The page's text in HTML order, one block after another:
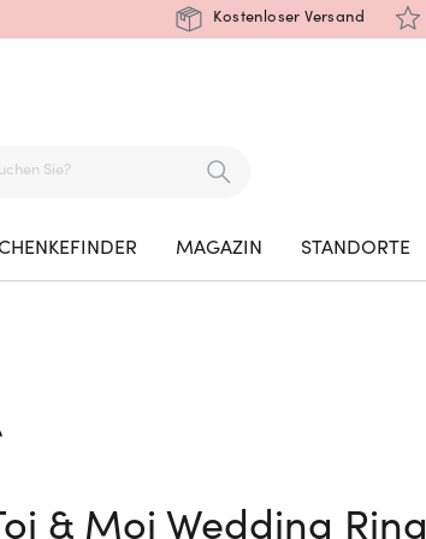
Kostenloser Versand
MAGAZIN STANDORTE
& Moi Wedding Ring